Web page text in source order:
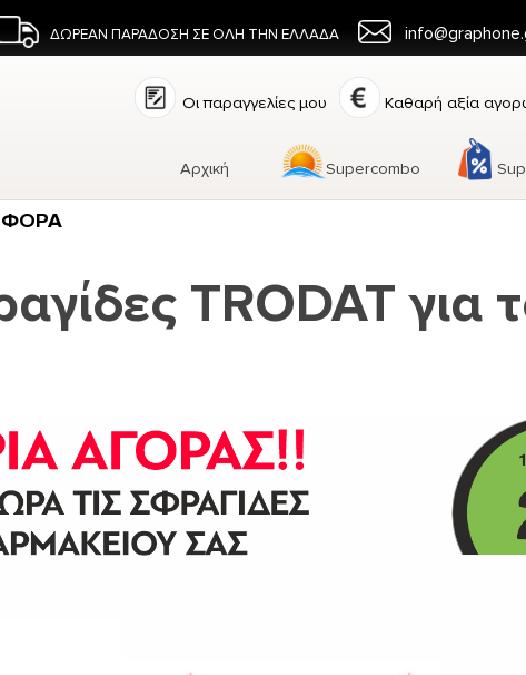
Αρχική Supercombo
ΔΩΡΕΑΝ ΠΑΡΑΔΟΣΗ ΣΕ ΟΛΗ ΤΗΝ ΕΛΛΑΔΑ
Καθαρή αξία
Οι παραγγελίες μου
TRODAT για